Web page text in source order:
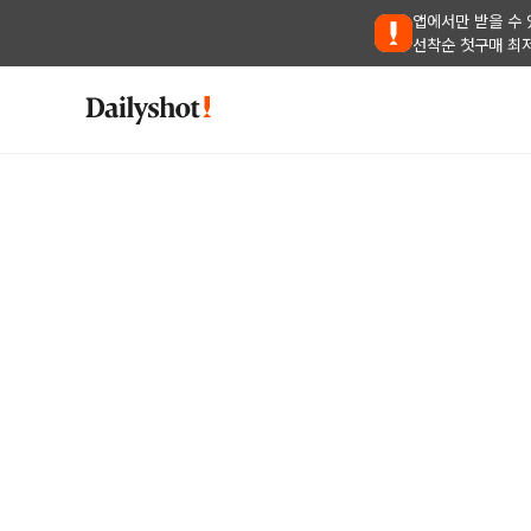
앱에서만 받을 수
선착순 첫구매 최